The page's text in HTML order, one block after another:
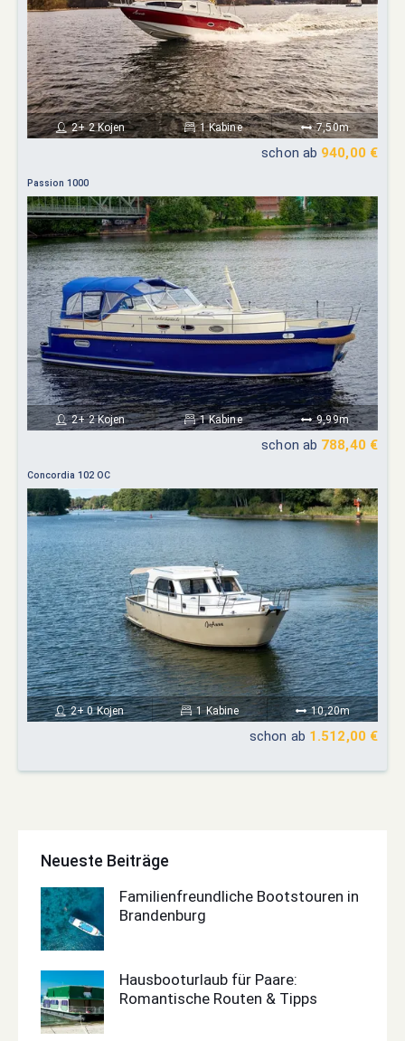
2+ 2 Kojen 1 Kabine 7,50m
schon ab 940,00 €
Passion 1000
2+ 2 Kojen 1 Kabine 9,99m
schon ab 788,40 €
Concordia 102 OC
2+ 0 Kojen 1 Kabine 10,20m
schon ab 1.512,00 €
Neueste Beiträge
Familienfreundliche Bootstouren in
Brandenburg
Hausbooturlaub für Paare:
Romantische Routen & Tipps